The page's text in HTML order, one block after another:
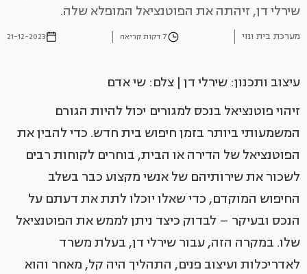
שירלי דן, זיהתה את הפוטנציאל המופלא שלה.
מערכת בית ונוי 7 דקות קריאה 21-12-2023
עיצוב ותכנון: שירלי דן | צלם: שי אדם
זיהוי פוטנציאל בנכס למגורים יכול להיות הגורם
המשמעותי ביותר בזמן חיפוש בית חדש. כדי להבין את
הפוטנציאל של הדירה או הבית, בוחרים לקוחות רבים
לשכור את שירותיהם של אנשי מקצוע כבר בשלב
החיפוש המוקדם, כדי שאלו יוכלו לתת את דעתם על
הנכס ובעיקר – לבדוק כיצד ניתן לממש את הפוטנציאל
שלו. במקרה הזה, עבור שירלי דן, בעלת משרד
לאדריכלות ועיצוב פנים, התהליך היה קל, מאחר והוא